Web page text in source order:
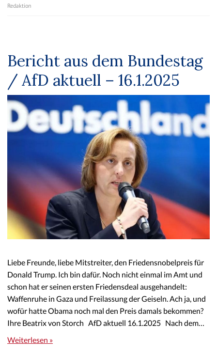
Redaktion
Bericht aus dem Bundestag
/ AfD aktuell – 16.1.2025
Liebe Freunde, liebe Mitstreiter, den Friedensnobelpreis für
Donald Trump. Ich bin dafür. Noch nicht einmal im Amt und
schon hat er seinen ersten Friedensdeal ausgehandelt:
Waffenruhe in Gaza und Freilassung der Geiseln. Ach ja, und
wofür hatte Obama noch mal den Preis damals bekommen?
Ihre Beatrix von Storch AfD aktuell 16.1.2025 Nach dem…
Weiterlesen »